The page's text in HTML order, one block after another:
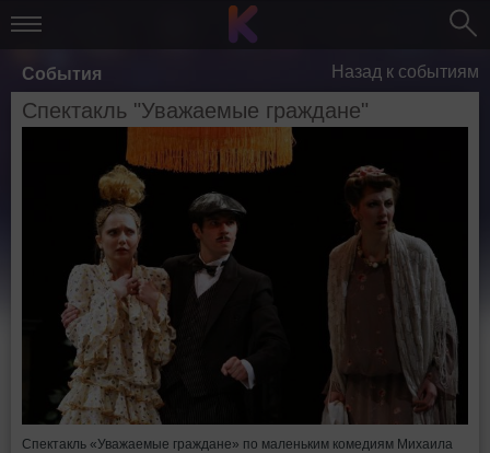
События Назад к событиям
Спектакль "Уважаемые граждане"
Спектакль «Уважаемые граждане» по маленьким комедиям Михаила